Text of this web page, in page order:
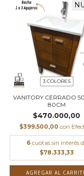
3 COLORES
VANITORY CERRADO
80CM
$470.000,00
$399.500,00 con
6 cuotas sin interés
$78.333,33
AGREGAR AL